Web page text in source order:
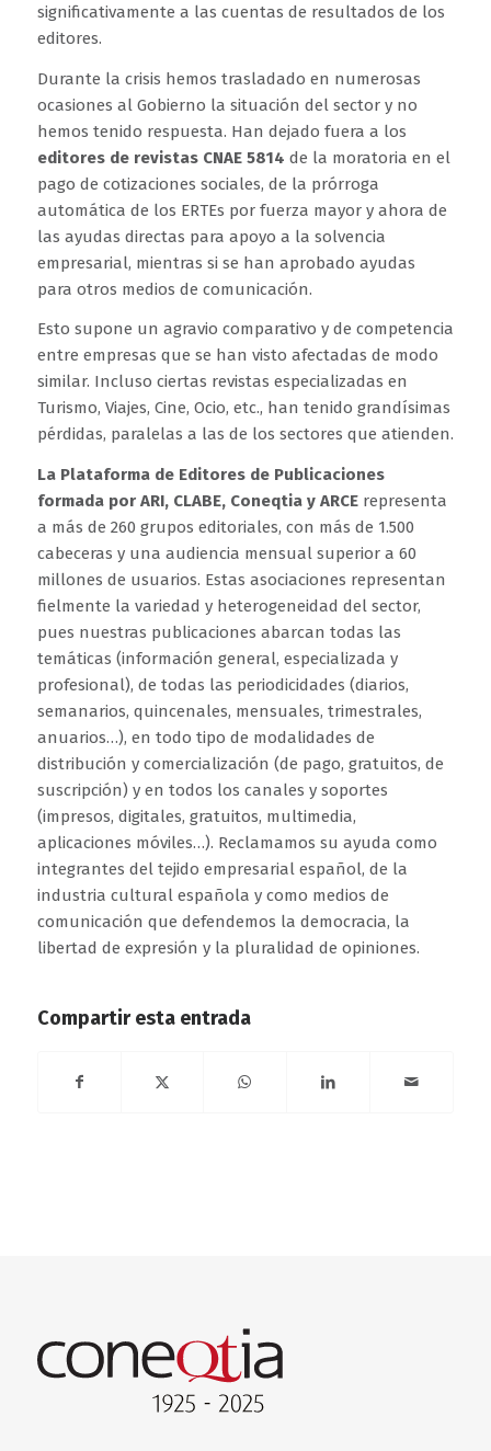
significativamente a las cuentas de resultados de los
editores.
Durante la crisis hemos trasladado en numerosas
ocasiones al Gobierno la situación del sector y no
hemos tenido respuesta. Han dejado fuera a los
editores de revistas CNAE 5814 de la moratoria en el
pago de cotizaciones sociales, de la prórroga
automática de los ERTEs por fuerza mayor y ahora de
las ayudas directas para apoyo a la solvencia
empresarial, mientras si se han aprobado ayudas
para otros medios de comunicación.
Esto supone un agravio comparativo y de competencia
entre empresas que se han visto afectadas de modo
similar. Incluso ciertas revistas especializadas en
Turismo, Viajes, Cine, Ocio, etc., han tenido grandísimas
pérdidas, paralelas a las de los sectores que atienden.
La Plataforma de Editores de Publicaciones
formada por ARI, CLABE, Coneqtia y ARCE representa
a más de 260 grupos editoriales, con más de 1.500
cabeceras y una audiencia mensual superior a 60
millones de usuarios. Estas asociaciones representan
fielmente la variedad y heterogeneidad del sector,
pues nuestras publicaciones abarcan todas las
temáticas (información general, especializada y
profesional), de todas las periodicidades (diarios,
semanarios, quincenales, mensuales, trimestrales,
anuarios…), en todo tipo de modalidades de
distribución y comercialización (de pago, gratuitos, de
suscripción) y en todos los canales y soportes
(impresos, digitales, gratuitos, multimedia,
aplicaciones móviles…). Reclamamos su ayuda como
integrantes del tejido empresarial español, de la
industria cultural española y como medios de
comunicación que defendemos la democracia, la
libertad de expresión y la pluralidad de opiniones.
Compartir esta entrada